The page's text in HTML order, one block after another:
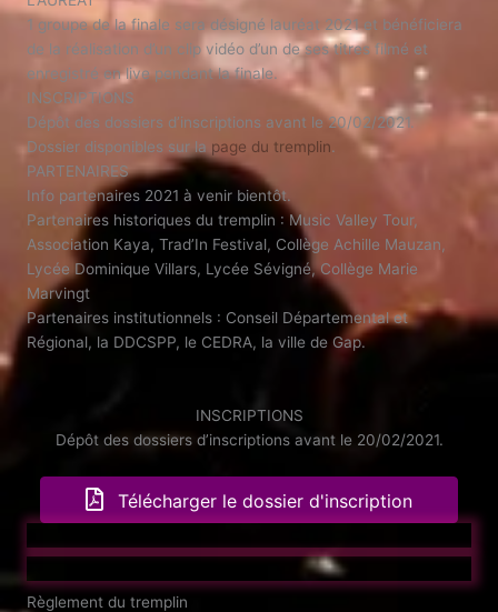
1 groupe de la finale sera désigné lauréat 2021 et bénéficiera
de la réalisation d’un clip vidéo d’un de ses titres filmé et
enregistré en live pendant la finale.
INSCRIPTIONS
Dépôt des dossiers d’inscriptions avant le 20/02/2021.
Dossier disponibles sur la page du tremplin.
PARTENAIRES
Info partenaires 2021 à venir bientôt.
Partenaires historiques du tremplin : Music Valley Tour,
Association Kaya, Trad’In Festival, Collège Achille Mauzan,
Lycée Dominique Villars, Lycée Sévigné, Collège Marie
Marvingt
Partenaires institutionnels : Conseil Départemental et
Régional, la DDCSPP, le CEDRA, la ville de Gap.
INSCRIPTIONS
Dépôt des dossiers d’inscriptions avant le 20/02/2021.
Télécharger le dossier d'inscription
Règlement du tremplin